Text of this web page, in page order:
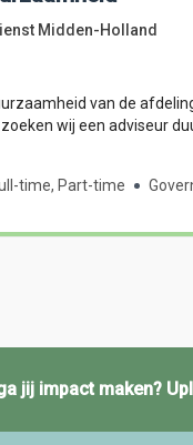
Midden-Holland
van de
zoeken wij een adviseur
time, Part-time
jij impact maken?